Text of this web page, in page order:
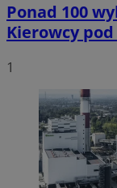
Ponad 100
Kierowcy
1